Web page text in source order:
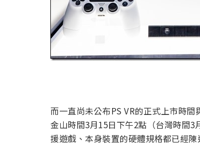
而一直尚未公布PS VR的正式上市時
金山時間3月15日下午2點（台灣時間3
援遊戲、本身裝置的硬體規格都已經